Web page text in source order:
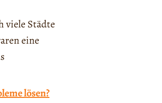
viele Städte
eine
lösen?